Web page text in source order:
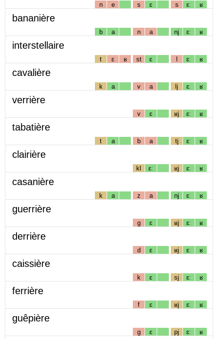
n e s ɛ s ɛː ʁ
bananière
b a n a nj ɛː ʁ
interstellaire
t ɛ ʁ st ɛ l ɛː ʁ
cavalière
k a v a lj ɛː ʁ
verrière
v ɛ ʁj ɛː ʁ
tabatière
t a b a tj ɛː ʁ
clairière
kl ɛː ʁj ɛː ʁ
casanière
k a z a nj ɛː ʁ
guerrière
g ɛ ʁj ɛː ʁ
derrière
d ɛ ʁj ɛː ʁ
caissière
k ɛ sj ɛː ʁ
ferrière
f ɛ ʁj ɛː ʁ
guêpière
g ɛ pj ɛː ʁ